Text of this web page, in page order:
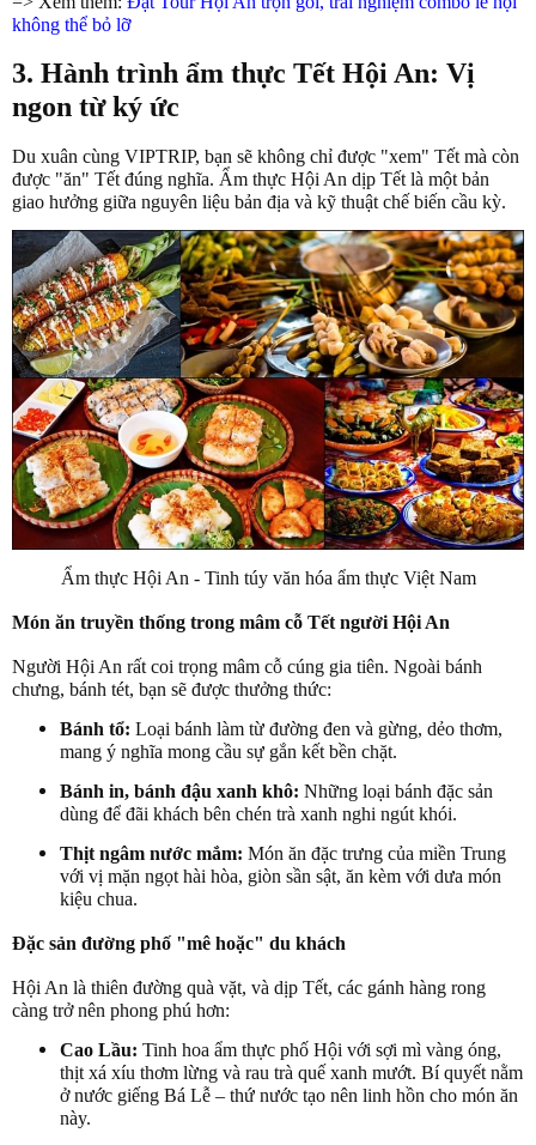
không thể bỏ lỡ
3. Hành trình ẩm thực Tết Hội An: Vị
ngon từ ký ức
Du xuân cùng VIPTRIP, bạn sẽ không chỉ được "xem" Tết mà còn
được "ăn" Tết đúng nghĩa. Ẩm thực Hội An dịp Tết là một bản
giao hưởng giữa nguyên liệu bản địa và kỹ thuật chế biến cầu kỳ.
Ẩm thực Hội An - Tinh túy văn hóa ẩm thực Việt Nam
Món ăn truyền thống trong mâm cỗ Tết người Hội An
Người Hội An rất coi trọng mâm cỗ cúng gia tiên. Ngoài bánh
chưng, bánh tét, bạn sẽ được thưởng thức:
Bánh tổ: Loại bánh làm từ đường đen và gừng, dẻo thơm,
mang ý nghĩa mong cầu sự gắn kết bền chặt.
Bánh in, bánh đậu xanh khô: Những loại bánh đặc sản
dùng để đãi khách bên chén trà xanh nghi ngút khói.
Thịt ngâm nước mắm: Món ăn đặc trưng của miền Trung
với vị mặn ngọt hài hòa, giòn sần sật, ăn kèm với dưa món
kiệu chua.
Đặc sản đường phố "mê hoặc" du khách
Hội An là thiên đường quà vặt, và dịp Tết, các gánh hàng rong
càng trở nên phong phú hơn:
Cao Lầu: Tinh hoa ẩm thực phố Hội với sợi mì vàng óng,
thịt xá xíu thơm lừng và rau trà quế xanh mướt. Bí quyết nằm
ở nước giếng Bá Lễ – thứ nước tạo nên linh hồn cho món ăn
này.